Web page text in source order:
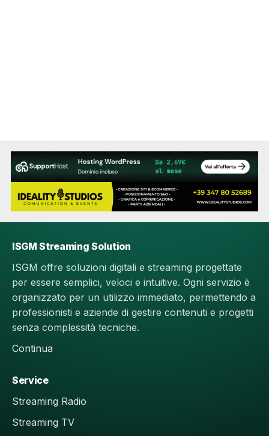
ISGM Streaming Solution
ISGM offre soluzioni digitali e streaming progettate
per essere semplici, veloci e intuitive. Ogni servizio è
organizzato per un utilizzo immediato, permettendo a
professionisti e aziende di gestire contenuti e progetti
senza complessità tecniche.
Continua
Service
Streaming Radio
Streaming TV